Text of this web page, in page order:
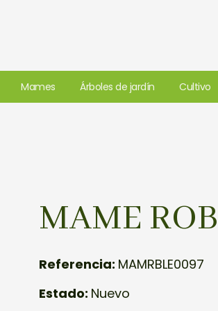
Mames Árboles de jardín Cultivo
MAME
Referencia: MAMRBLE0097
Estado: Nuevo